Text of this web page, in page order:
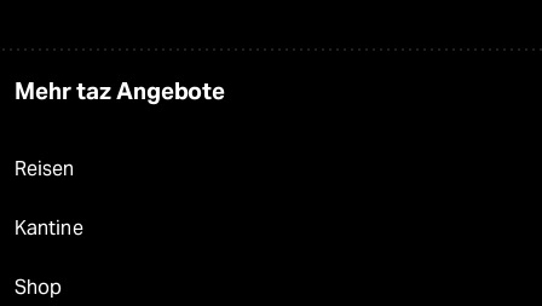
Mehr taz Angebote
Reisen
Kantine
Shop